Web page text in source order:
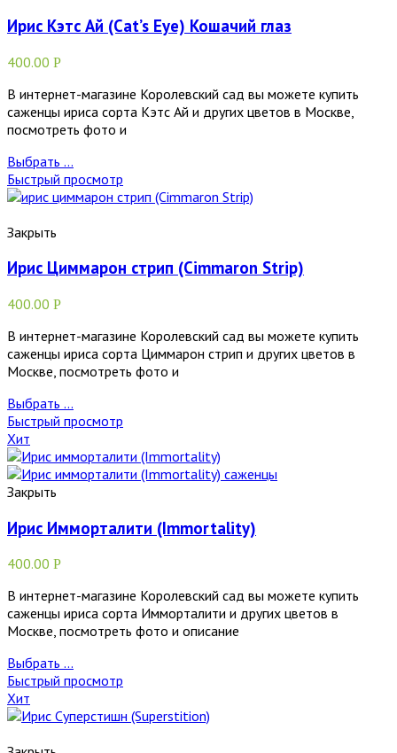
Ирис Кэтс Ай (Cat’s Eye) Кошачий глаз
400.00 Р
В интернет-магазине Королевский сад вы можете купить
саженцы ириса сорта Кэтс Ай и других цветов в Москве,
посмотреть фото и
Выбрать ...
Быстрый просмотр
Закрыть
Ирис Циммарон стрип (Cimmaron Strip)
400.00 Р
В интернет-магазине Королевский сад вы можете купить
саженцы ириса сорта Циммарон стрип и других цветов в
Москве, посмотреть фото и
Выбрать ...
Быстрый просмотр
Хит
Закрыть
Ирис Имморталити (Immortality)
400.00 Р
В интернет-магазине Королевский сад вы можете купить
саженцы ириса сорта Имморталити и других цветов в
Москве, посмотреть фото и описание
Выбрать ...
Быстрый просмотр
Хит